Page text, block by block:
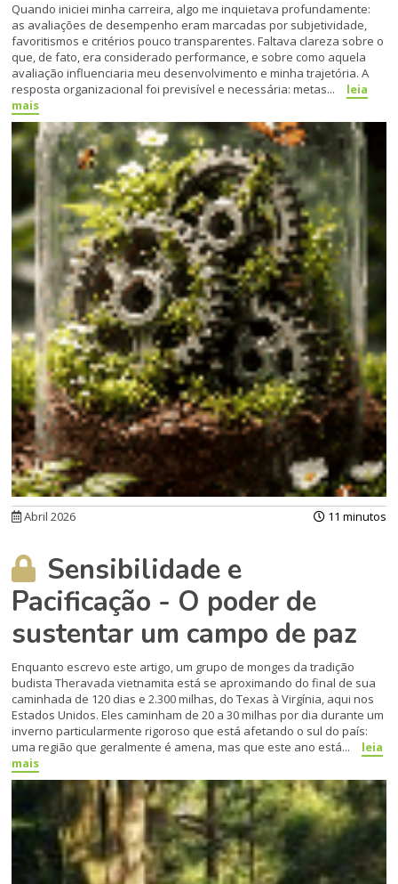
Quando iniciei minha carreira, algo me inquietava profundamente:
as avaliações de desempenho eram marcadas por subjetividade,
favoritismos e critérios pouco transparentes. Faltava clareza sobre o
que, de fato, era considerado performance, e sobre como aquela
avaliação influenciaria meu desenvolvimento e minha trajetória. A
resposta organizacional foi previsível e necessária: metas...
leia
mais
Abril 2026 11 minutos
Sensibilidade e
Pacificação - O poder de
sustentar um campo de paz
Enquanto escrevo este artigo, um grupo de monges da tradição
budista Theravada vietnamita está se aproximando do final de sua
caminhada de 120 dias e 2.300 milhas, do Texas à Virgínia, aqui nos
Estados Unidos. Eles caminham de 20 a 30 milhas por dia durante um
inverno particularmente rigoroso que está afetando o sul do país:
uma região que geralmente é amena, mas que este ano está...
leia
mais